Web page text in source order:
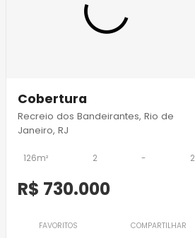
Cobertura
Recreio dos Bandeirantes, Rio de
Janeiro, RJ
126m² 2 - 2
R$ 730.000
FAVORITOS COMPARTILHAR